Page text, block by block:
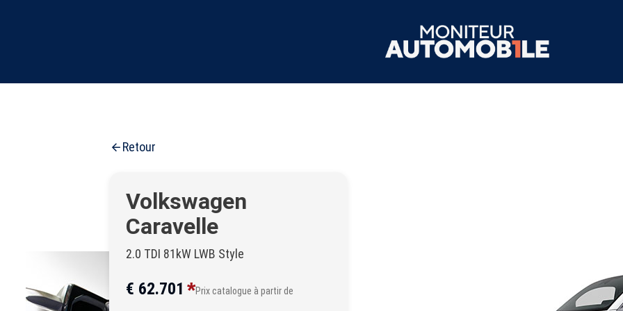
Retour
Volkswagen
Caravelle
2.0 TDI 81kW LWB Style
€ 62.701 *Prix catalogue à partir de